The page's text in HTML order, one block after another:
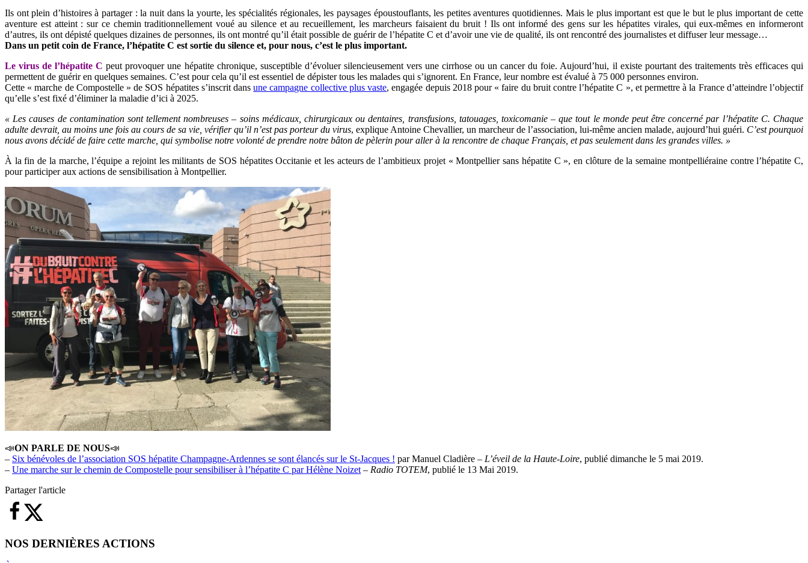
Ils ont plein d’histoires à partager : la nuit dans la yourte, les spécialités régionales, les paysages époustouflants, les petites aventures quotidiennes. Mais le plus important est que le but le plus important de cette
aventure est atteint : sur ce chemin traditionnellement voué au silence et au recueillement, les marcheurs faisaient du bruit ! Ils ont informé des gens sur les hépatites virales, qui eux-mêmes en informeront
d’autres, ils ont dépisté quelques dizaines de personnes, ils ont montré qu’il était possible de guérir de l’hépatite C et d’avoir une vie de qualité, ils ont rencontré des journalistes et diffuser leur message…
Dans un petit coin de France, l’hépatite C est sortie du silence et, pour nous, c’est le plus important.
Le virus de l’hépatite C peut provoquer une hépatite chronique, susceptible d’évoluer silencieusement vers une cirrhose ou un cancer du foie. Aujourd’hui, il existe pourtant des traitements très efficaces qui
permettent de guérir en quelques semaines. C’est pour cela qu’il est essentiel de dépister tous les malades qui s’ignorent. En France, leur nombre est évalué à 75 000 personnes environ.
Cette « marche de Compostelle » de SOS hépatites s’inscrit dansune campagne collective plus vaste, engagée depuis 2018 pour « faire du bruit contre l’hépatite C », et permettre à la France d’atteindre l’objectif
qu’elle s’est fixé d’éliminer la maladie d’ici à 2025.
« Les causes de contamination sont tellement nombreuses – soins médicaux, chirurgicaux ou dentaires, transfusions, tatouages, toxicomanie – que tout le monde peut être concerné par l’hépatite C. Chaque
adulte devrait, au moins une fois au cours de sa vie, vérifier qu’il n’est pas porteur du virus, explique Antoine Chevallier, un marcheur de l’association, lui-même ancien malade, aujourd’hui guéri. C’est pourquoi
nous avons décidé de faire cette marche, qui symbolise notre volonté de prendre notre bâton de pèlerin pour aller à la rencontre de chaque Français, et pas seulement dans les grandes villes. »
À la fin de la marche, l’équipe a rejoint les militants de SOS hépatites Occitanie et les acteurs de l’ambitieux projet « Montpellier sans hépatite C », en clôture de la semaine montpelliéraine contre l’hépatite C,
pour participer aux actions de sensibilisation à Montpellier.
📣ON PARLE DE NOUS📣
– Six bénévoles de l’association SOS hépatite Champagne-Ardennes se sont élancés sur le St-Jacques ! par Manuel Cladière – L’éveil de la Haute-Loire, publié dimanche le 5 mai 2019.
– Une marche sur le chemin de Compostelle pour sensibiliser à l’hépatite C par Hélène Noizet – Radio TOTEM, publié le 13 Mai 2019.
Partager l'article
NOS DERNIÈRES ACTIONS